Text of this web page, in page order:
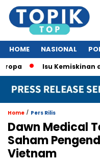
HOME NASIONAL
Isu Kemiskinan dan
Home / Pers Rilis
Dawn Medical
Saham
Vietnam